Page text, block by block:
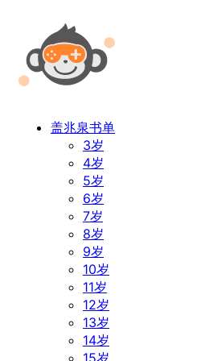
盖兆泉书单
3岁
4岁
5岁
6岁
7岁
8岁
9岁
10岁
11岁
12岁
13岁
14岁
15岁